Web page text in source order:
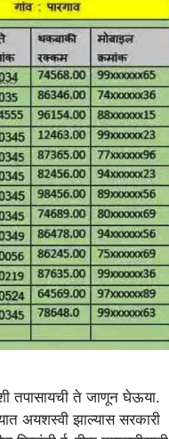
तपासायची ते जाणून घेऊया.
अयशस्वी झाल्यास सरकारी